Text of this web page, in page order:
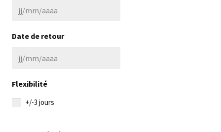
JJ
slash
Date de retour
JJ
slash
Flexibilité
+/-3 jours